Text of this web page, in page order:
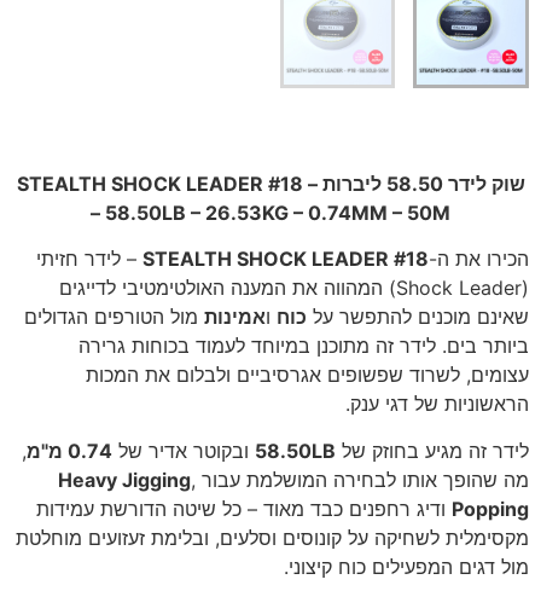
שוק לידר 58.50 ליברות – STEALTH SHOCK LEADER #18
– 58.50LB – 26.53KG – 0.74MM – 50M
הכירו את ה-STEALTH SHOCK LEADER #18 – לידר חזיתי
(Shock Leader) המהווה את המענה האולטימטיבי לדייגים
שאינם מוכנים להתפשר על כוח ואמינות מול הטורפים הגדולים
ביותר בים. לידר זה מתוכנן במיוחד לעמוד בכוחות גרירה
עצומים, לשרוד שפשופים אגרסיביים ולבלום את המכות
הראשוניות של דגי ענק.
לידר זה מגיע בחוזק של 58.50LB ובקוטר אדיר של 0.74 מ"מ
,
מה שהופך אותו לבחירה המושלמת עבור Heavy Jigging,
Popping ודיג רחפנים כבד מאוד – כל שיטה הדורשת עמידות
מקסימלית לשחיקה על קונוסים וסלעים, ובלימת זעזועים מוחלטת
מול דגים המפעילים כוח קיצוני.